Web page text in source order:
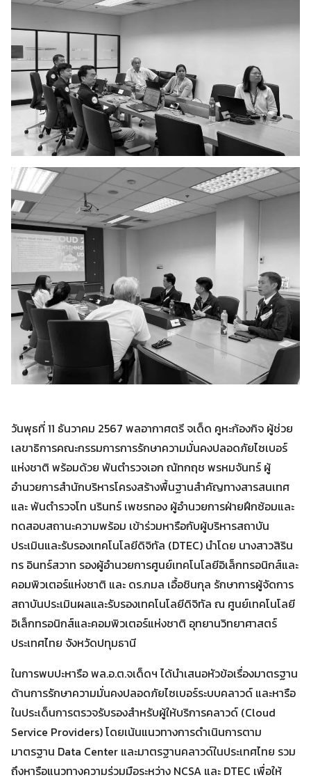
วันพุธที่ 11 ธันวาคม 2567 พลอากาศตรี จเด็ด คูหะก้องกิจ ผู้ช่วย
เลขาธิการคณะกรรมการการรักษาความมั่นคงปลอดภัยไซเบอร์
แห่งชาติ พร้อมด้วย พันตำรวจเอก ณัทกฤช พรหมจันทร์ ผู้
อำนวยการสำนักบริหารโครงสร้างพื้นฐานสำคัญทางสารสนเทศ
และ พันตำรวจโท นรินทร์ เพชรทอง ผู้อำนวยการฝ่ายฝึกซ้อมและ
ทดสอบสถานะความพร้อม เข้าร่วมหารือกับผู้บริหารสถาบัน
ประเมินและรับรองเทคโนโลยีดิจิทัล (DTEC) นำโดย นางสาวสิริน
ทร อินทร์สวาท รองผู้อำนวยการศูนย์เทคโนโลยีอิเล็กทรอนิกส์และ
คอมพิวเตอร์แห่งชาติ และ ดร.กมล เอื้อชินกุล รักษาการผู้จัดการ
สถาบันประเมินผลและรับรองเทคโนโลยีดิจิทัล ณ ศูนย์เทคโนโลยี
อิเล็กทรอนิกส์และคอมพิวเตอร์แห่งชาติ อุทยานวิทยาศาสตร์
ประเทศไทย จังหวัดปทุมธานี
ในการพบปะหารือ พล.อ.ต.จเด็ดฯ ได้นำเสนอหัวข้อเรื่องมาตรฐาน
ด้านการรักษาความมั่นคงปลอดภัยไซเบอร์ระบบคลาวด์ และหารือ
ในประเด็นการตรวจรับรองสำหรับผู้ให้บริการคลาวด์ (Cloud
Service Providers) โดยเน้นแนวทางการดำเนินการตาม
มาตรฐาน Data Center และมาตรฐานคลาวด์ในประเทศไทย รวม
ถึงหารือแนวทางความร่วมมือระหว่าง NCSA และ DTEC เพื่อให้